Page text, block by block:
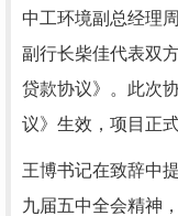
中工环境副总经理
副行长柴佳代表双
贷款协议》。此次
议》生效，项目正式
王博书记在致辞中
九届五中全会精神